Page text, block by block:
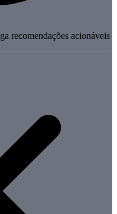
recomendações acionáveis